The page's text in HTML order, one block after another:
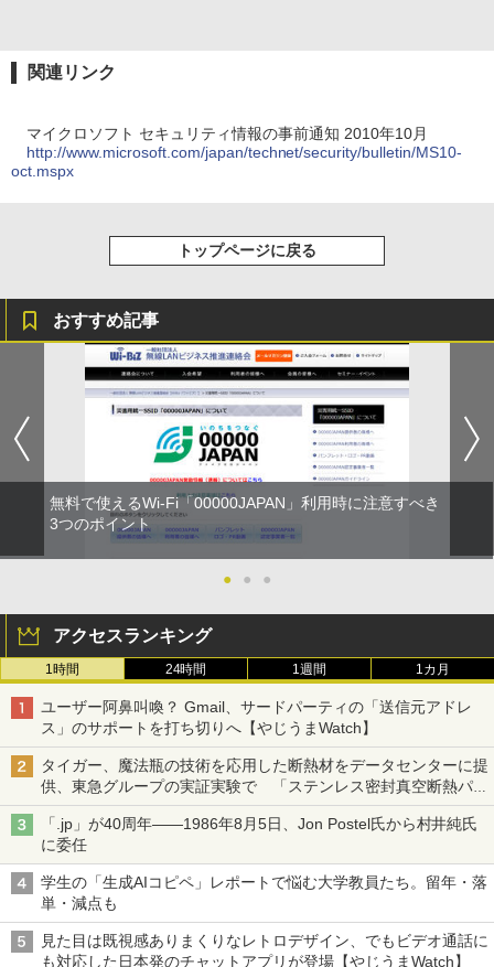
関連リンク
マイクロソフト セキュリティ情報の事前通知 2010年10月
http://www.microsoft.com/japan/technet/security/bulletin/MS10-
oct.mspx
トップページに戻る
おすすめ記事
無料で使えるWi-Fi「00000JAPAN」利用時に注意すべき
3つのポイント
● ● ●
アクセスランキング
1時間 24時間 1週間 1カ月
ユーザー阿鼻叫喚？ Gmail、サードパーティの「送信元アドレ
ス」のサポートを打ち切りへ【やじうまWatch】
タイガー、魔法瓶の技術を応用した断熱材をデータセンターに提
供、東急グループの実証実験で 「ステンレス密封真空断熱パネ
ル TIVIP」
「.jp」が40周年――1986年8月5日、Jon Postel氏から村井純氏
に委任
学生の「生成AIコピペ」レポートで悩む大学教員たち。留年・落
単・減点も
見た目は既視感ありまくりなレトロデザイン、でもビデオ通話に
も対応した日本発のチャットアプリが登場【やじうまWatch】